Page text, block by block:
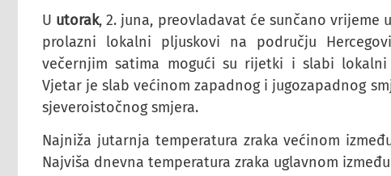
U utorak, 2. juna, preovladavat će sunčano
prolazni lokalni pljuskovi na području
večernjim satima mogući su rijetki i slabi
Vjetar je slab većinom zapadnog i jugozapadnog
sjeveroistočnog smjera.
Najniža jutarnja temperatura zraka većinom
Najviša dnevna temperatura zraka uglavnom